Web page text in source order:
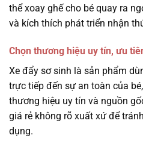
thể xoay ghế cho bé quay ra
và kích thích phát triển nhận
Chọn thương hiệu uy tín, ưu
Xe đẩy sơ sinh là sản phẩm
trực tiếp đến sự an toàn của
thương hiệu uy tín và nguồn
giá rẻ không rõ xuất xứ để
dụng.